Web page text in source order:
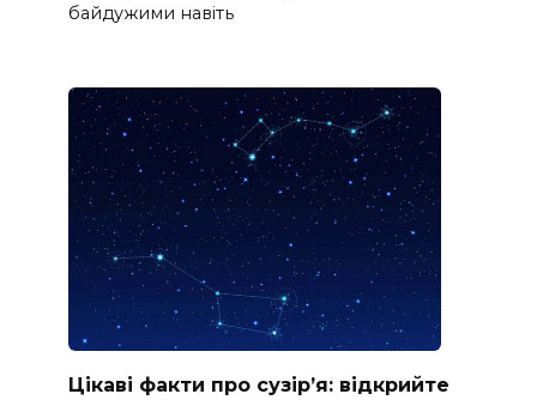
байдужими навіть
Цікаві факти про сузір’я: відкрийте